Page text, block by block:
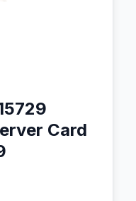
Card